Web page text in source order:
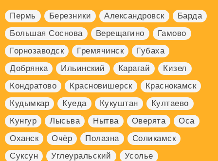
Пермь Березники Александровск
Барда
Большая Соснова
Верещагино
Гамово
Горнозаводск
Гремячинск
Губаха
Добрянка
Ильинский Карагай
Кизел
Кондратово
Красновишерск
Краснокамск
Кудымкар
Куеда Кукуштан
Култаево
Кунгур
Лысьва Нытва Оверята
Оса
Оханск
Очёр Полазна
Соликамск
Суксун
Углеуральский
Усолье